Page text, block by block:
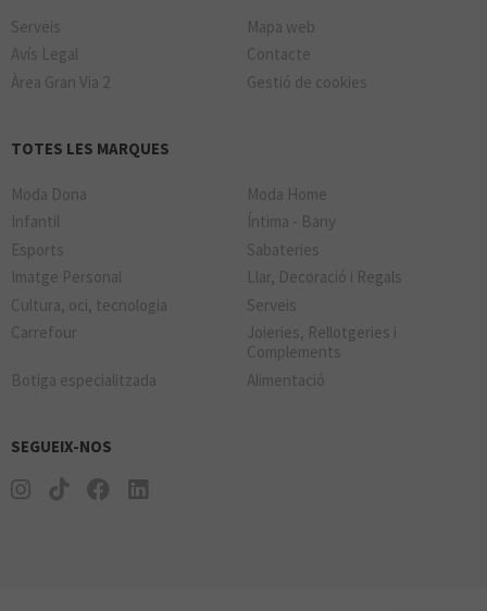
Serveis
Mapa web
Avís Legal
Contacte
Àrea Gran Via 2
Gestió de cookies
TOTES LES MARQUES
Moda Dona
Moda Home
Infantil
Íntima - Bany
Esports
Sabateries
Imatge Personal
Llar, Decoració i Regals
Cultura, oci, tecnologia
Serveis
Carrefour
Joieries, Rellotgeries i
Complements
Botiga especialitzada
Alimentació
SEGUEIX-NOS